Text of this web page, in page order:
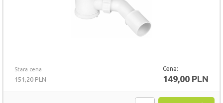
Stara cena
151,20 PLN
Cena:
149,00 PLN